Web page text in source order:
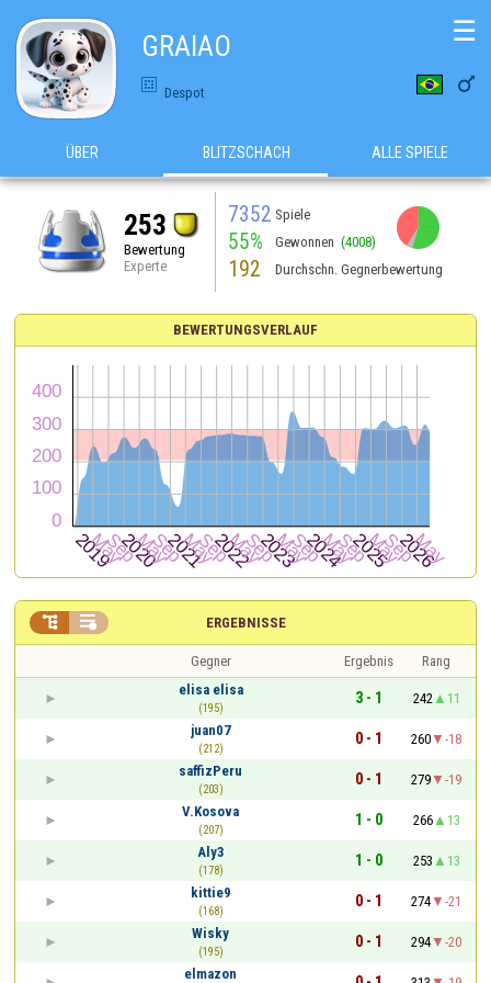
GRAIAO
Despot 
☰
ÜBER BLITZSCHACH ALLE SPIELE
253
Bewertung
Experte
7352 Spiele
55% Gewonnen (4008)
192 Durchschn. Gegnerbewertung
BEWERTUNGSVERLAUF
ERGEBNISSE
 
Gegner Ergebnis
Rang
elisa elisa
(195)
3 - 1 242
11
juan07
(212)
0 - 1 260
-18
saffizPeru
(203)
0 - 1 279
-19
V.Kosova
(207)
1 - 0 266
13
Aly3
(178)
1 - 0 253
13
kittie9
(168)
0 - 1 274
-21
Wisky
(195)
0 - 1 294
-20
elmazon